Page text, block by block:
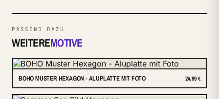
PASSEND DAZU
WEITEREMOTIVE
BOHO MUSTER HEXAGON - ALUPLATTE MIT FOTO 24,99 €